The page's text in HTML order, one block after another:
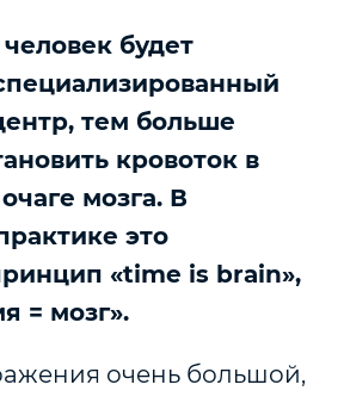
будет
тем больше
кровоток в
мозга. В
это
«time is brain»,
= мозг».
очень большой,